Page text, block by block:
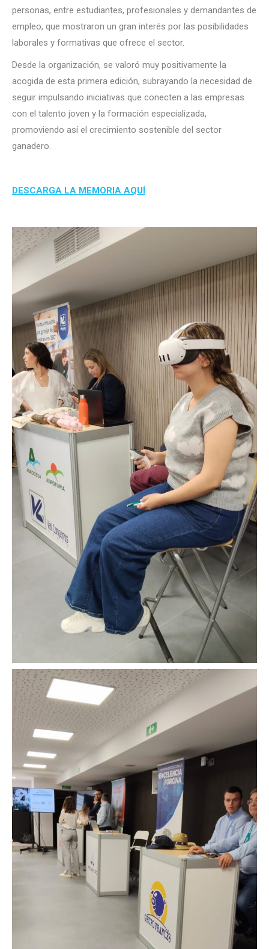
personas, entre estudiantes, profesionales y demandantes de
empleo, que mostraron un gran interés por las posibilidades
laborales y formativas que ofrece el sector.
Desde la organización, se valoró muy positivamente la
acogida de esta primera edición, subrayando la necesidad de
seguir impulsando iniciativas que conecten a las empresas
con el talento joven y la formación especializada,
promoviendo así el crecimiento sostenible del sector
ganadero.
DESCARGA LA MEMORIA AQUÍ